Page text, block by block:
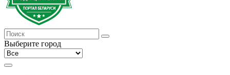
Выберите город